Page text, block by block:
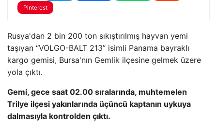
Pinterest
Rusya'dan 2 bin 200 ton sıkıştırılmış hayvan yemi
taşıyan “VOLGO-BALT 213” isimli Panama bayraklı
kargo gemisi, Bursa'nın Gemlik ilçesine gelmek üzere
yola çıktı.
Gemi, gece saat 02.00 sıralarında, muhtemelen
Trilye ilçesi yakınlarında üçüncü kaptanın uykuya
dalmasıyla kontrolden çıktı.